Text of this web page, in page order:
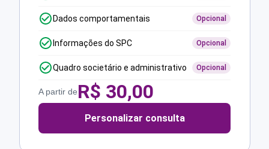
Dados comportamentais Opcional
Informações do SPC Opcional
Quadro societário e administrativo Opcional
A partir deR$ 30,00
Personalizar consulta